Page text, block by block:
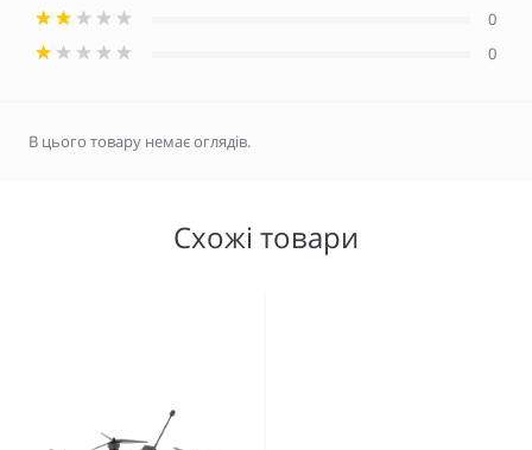
0
0
В цього товару немає оглядів.
Схожі товари